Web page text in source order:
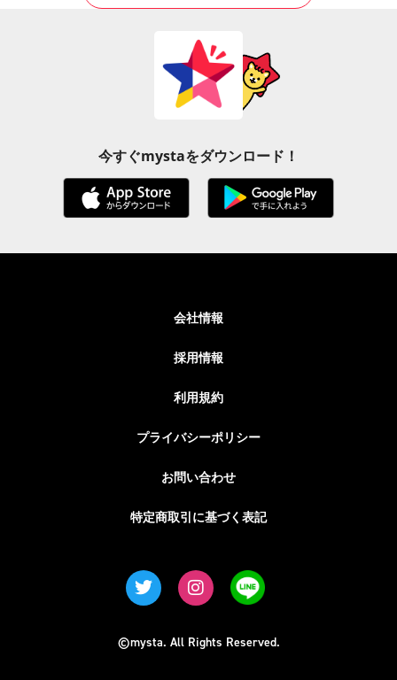
今すぐmystaをダウンロード！
会社情報
採用情報
利用規約
プライバシーポリシー
お問い合わせ
特定商取引に基づく表記
©mysta. All Rights Reserved.